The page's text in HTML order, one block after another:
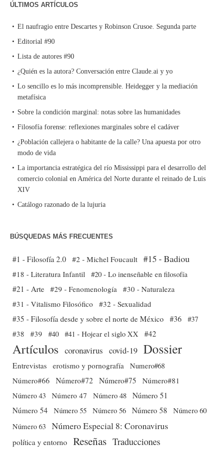
ÚLTIMOS ARTÍCULOS
El naufragio entre Descartes y Robinson Crusoe. Segunda parte
Editorial #90
Lista de autores #90
¿Quién es la autora? Conversación entre Claude.ai y yo
Lo sencillo es lo más incomprensible. Heidegger y la mediación
metafísica
Sobre la condición marginal: notas sobre las humanidades
Filosofía forense: reflexiones marginales sobre el cadáver
¿Población callejera o habitante de la calle? Una apuesta por otro
modo de vida
La importancia estratégica del río Mississippi para el desarrollo del
comercio colonial en América del Norte durante el reinado de Luis
XIV
Catálogo razonado de la lujuria
BÚSQUEDAS MÁS FRECUENTES
#1 - Filosofía 2.0 #2 - Michel Foucault #15 - Badiou
#18 - Literatura Infantil #20 - Lo inenseñable en filosofía
#21 - Arte #29 - Fenomenología
#30 - Naturaleza
#31 - Vitalismo Filosófico
#32 - Sexualidad
#35 - Filosofía desde y sobre el norte de México #36 #37
#38
#39 #40 #41 - Hojear el siglo XX #42
Artículos coronavirus covid-19 Dossier
Entrevistas erotismo y pornografía
Numero#68
Número#66
Número#72 Número#75
Número#81
Número 43 Número 47 Número 48 Número 51
Número 54 Número 55 Número 56 Número 58
Número 60
Número 63 Número Especial 8: Coronavirus
política y entorno Reseñas Traducciones